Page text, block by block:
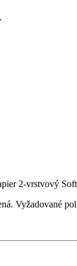
2-vrstvový
Vyžadované